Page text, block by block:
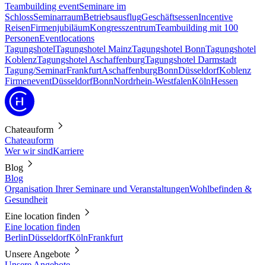
Teambuilding eventSeminare im
SchlossSeminarraumBetriebsausflugGeschäftsessenIncentive
ReisenFirmenjubiläumKongresszentrumTeambuilding mit 100
PersonenEventlocations
TagungshotelTagungshotel MainzTagungshotel BonnTagungshotel
KoblenzTagungshotel AschaffenburgTagungshotel Darmstadt
Tagung/SeminarFrankfurtAschaffenburgBonnDüsseldorfKoblenz
FirmeneventDüsseldorfBonnNordrhein-WestfalenKölnHessen
Chateauform
Chateauform
Wer wir sindKarriere
Blog
Blog
Organisation Ihrer Seminare und VeranstaltungenWohlbefinden &
Gesundheit
Eine location finden
Eine location finden
BerlinDüsseldorfKölnFrankfurt
Unsere Angebote